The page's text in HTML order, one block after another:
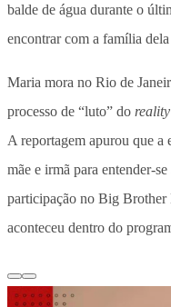
balde de água durante o
encontrar com a família
Maria mora no Rio de
processo de “luto” do
A reportagem apurou que a
mãe e irmã para entender-
participação no Big Brother
aconteceu dentro do